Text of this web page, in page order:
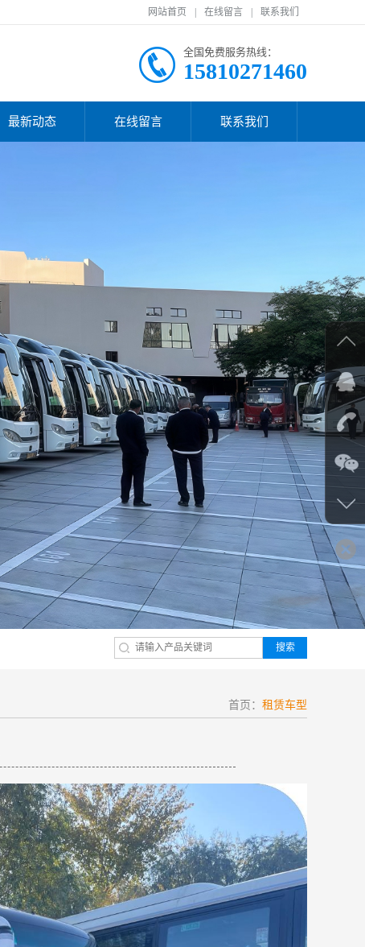
网站首页 在线留言 联系我们
全国免费服务热线：
15810271460
最新动态 在线留言 联系我们
搜索
首页： 租赁车型